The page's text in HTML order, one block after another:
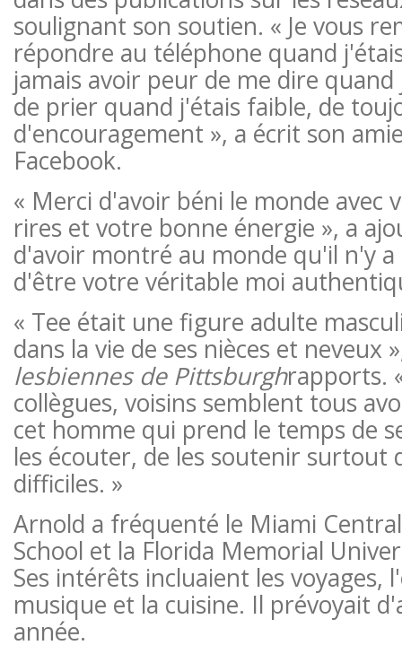
soulignant son soutien. « Je vous
répondre au téléphone quand
jamais avoir peur de me dire
de prier quand j'étais faible, de
d'encouragement », a écrit son
Facebook.
« Merci d'avoir béni le monde avec
rires et votre bonne énergie », a
d'avoir montré au monde qu'il n'y
d'être votre véritable moi
« Tee était une figure adulte
dans la vie de ses nièces et neveux
lesbiennes de Pittsburghrapports.
collègues, voisins semblent tous
cet homme qui prend le temps de
les écouter, de les soutenir surtout
difficiles. »
Arnold a fréquenté le Miami
School et la Florida Memorial
Ses intérêts incluaient les
musique et la cuisine. Il prévoyait
année.